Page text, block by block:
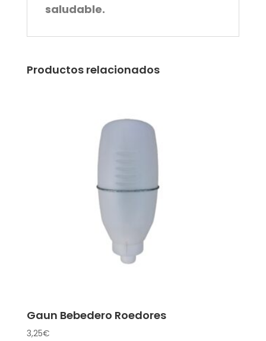
saludable.
Productos relacionados
Gaun Bebedero Roedores
3,25€